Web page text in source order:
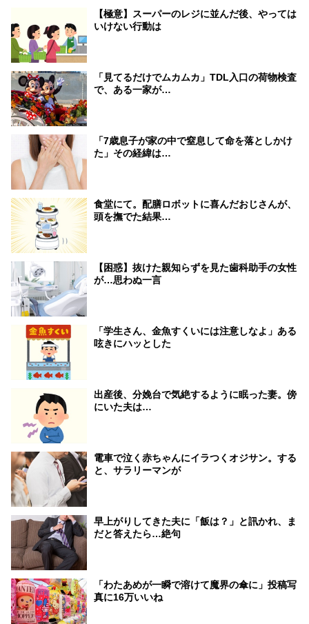
【極意】スーパーのレジに並んだ後、やっては
いけない行動は
「見てるだけでムカムカ」TDL入口の荷物検査
で、ある一家が…
「7歳息子が家の中で窒息して命を落としかけ
た」その経緯は…
食堂にて。配膳ロボットに喜んだおじさんが、
頭を撫でた結果…
【困惑】抜けた親知らずを見た歯科助手の女性
が…思わぬ一言
「学生さん、金魚すくいには注意しなよ」ある
呟きにハッとした
出産後、分娩台で気絶するように眠った妻。傍
にいた夫は…
電車で泣く赤ちゃんにイラつくオジサン。する
と、サラリーマンが
早上がりしてきた夫に「飯は？」と訊かれ、ま
だと答えたら…絶句
「わたあめが一瞬で溶けて魔界の傘に」投稿写
真に16万いいね